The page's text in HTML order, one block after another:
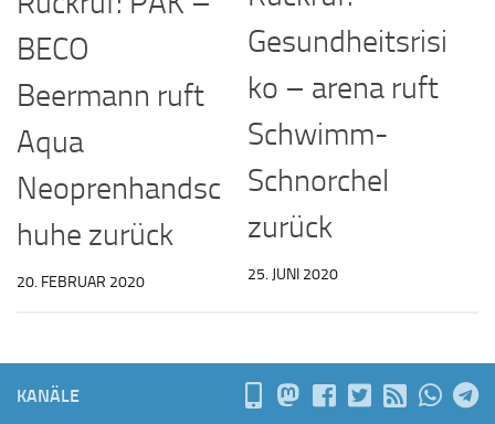
BECO
Beermann ruft
Aqua
Neoprenhandsc
huhe zurück
20. FEBRUAR 2020
Gesundheitsrisi
ko – arena ruft
Schwimm-
Schnorchel
zurück
25. JUNI 2020
KANÄLE